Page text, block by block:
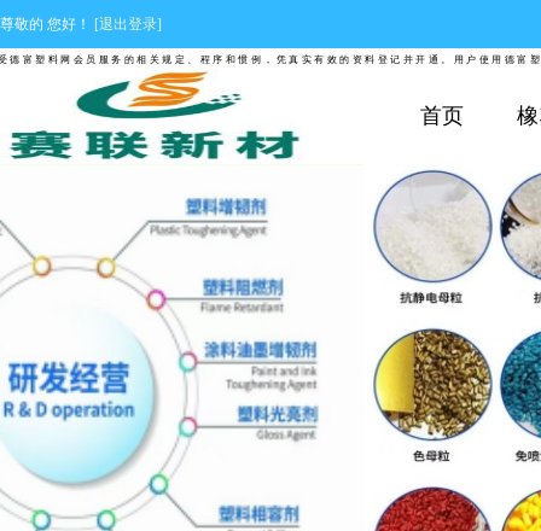
尊敬的 您好！ [退出登录]
网会员服务的相关规定、程序和惯例，凭真实有效的资料登记并开通。用户使用德富塑料
首页